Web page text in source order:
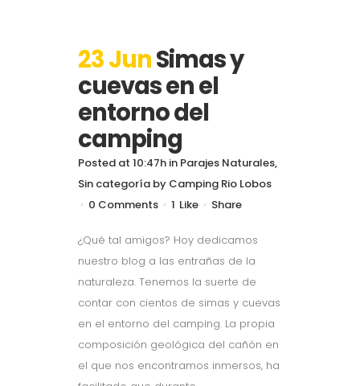
23 JunSimas y
cuevas en el
entorno del
camping
Posted at 10:47h in Parajes Naturales,
Sin categoría by Camping Rio Lobos
0 Comments
1 Like Share
¿Qué tal amigos? Hoy dedicamos
nuestro blog a las entrañas de la
naturaleza. Tenemos la suerte de
contar con cientos de simas y cuevas
en el entorno del camping. La propia
composición geológica del cañón en
el que nos encontramos inmersos, ha